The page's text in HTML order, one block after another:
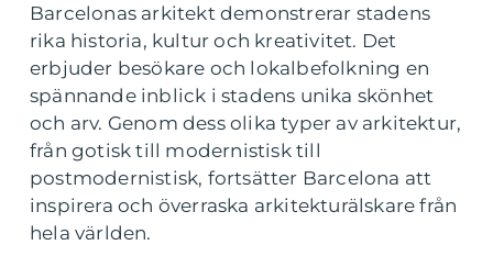
Barcelonas arkitekt demonstrerar stadens
rika historia, kultur och kreativitet. Det
erbjuder besökare och lokalbefolkning en
spännande inblick i stadens unika skönhet
och arv. Genom dess olika typer av arkitektur,
från gotisk till modernistisk till
postmodernistisk, fortsätter Barcelona att
inspirera och överraska arkitekturälskare från
hela världen.